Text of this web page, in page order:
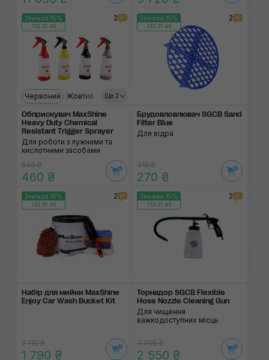
Знижка 15%
133:21:46
2
Ще 2
Червоний Жовтий Чорний
Обприскувач MaxShine
Heavy Duty Chemical
Resistant Trigger Sprayer
Для роботи з лужними та
кислотними засобами
540 ₴
460 ₴
Знижка 15%
133:21:46
2
Брудовловлювач SGCB Sand
Filter Blue
Для відра
315 ₴
270 ₴
Знижка 15%
133:21:46
2
Набір для мийки MaxShine
Enjoy Car Wash Bucket Kit
2 110 ₴
1 790 ₴
Знижка 15%
133:21:46
2
Торнадор SGCB Flexible
Hose Nozzle Cleaning Gun
Для чищення
важкодоступних місць
3 005 ₴
2 550 ₴